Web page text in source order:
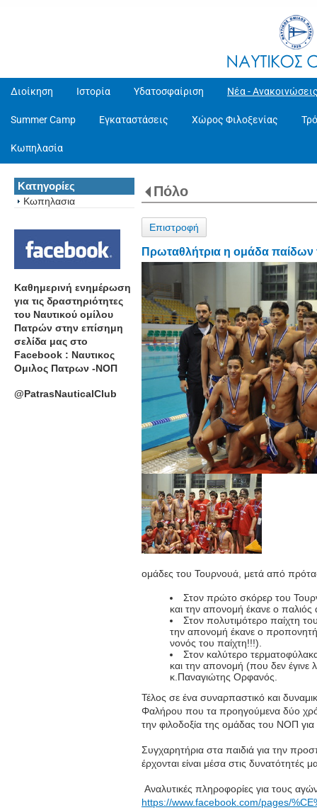
Διοίκηση Ιστορία Υδατοσφαίριση Νέα -
Summer Camp Εγκαταστάσεις Χώρος Φιλοξενίας
Κωπηλασία
Κατηγορίες
Κωπηλασια
Καθημερινή ενημέρωση
για τις δραστηριότητες
του Ναυτικού ομίλου
Πατρών στην επίσημη
σελίδα μας στο
Facebook : Ναυτικος
Ομιλος Πατρων -ΝΟΠ
@PatrasNauticalClub
Πόλο
Επιστροφή
Πρωταθλήτρια η ομάδα παίδων
ομάδες του Τουρνουά, μετά από
Στον πρώτο σκόρερ του
και την απονομή έκανε ο
Στον πολυτιμότερο παίχτη
την απονομή έκανε ο
νονός του παίχτη!!!).
Στον καλύτερο
και την απονομή (που δεν
κ.Παναγιώτης Ορφανός.
Τέλος σε ένα συναρπαστικό και
Φαλήρου που τα προηγούμενα δύο
την φιλοδοξία της ομάδας του ΝΟΠ
Συγχαρητήρια στα παιδιά για την
έρχονται είναι μέσα στις δυνατότητές
Αναλυτικές πληροφορίες για τους
https://www.facebook.com/pages/